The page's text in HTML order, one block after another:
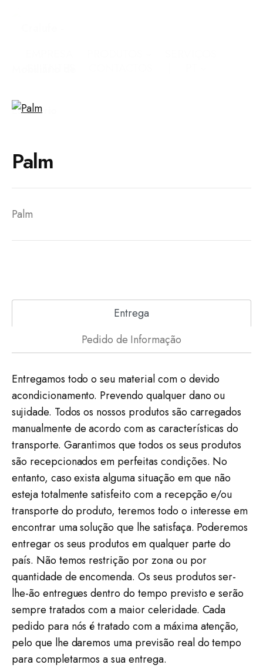
Palm
Palm
Entrega
Pedido de Informação
Entregamos todo o seu material com o devido
acondicionamento. Prevendo qualquer dano ou
sujidade. Todos os nossos produtos são carregados
manualmente de acordo com as características do
transporte. Garantimos que todos os seus produtos
são recepcionados em perfeitas condições. No
entanto, caso exista alguma situação em que não
esteja totalmente satisfeito com a recepção e/ou
transporte do produto, teremos todo o interesse em
encontrar uma solução que lhe satisfaça. Poderemos
entregar os seus produtos em qualquer parte do
país. Não temos restrição por zona ou por
quantidade de encomenda. Os seus produtos ser-
lhe-ão entregues dentro do tempo previsto e serão
sempre tratados com a maior celeridade. Cada
pedido para nós é tratado com a máxima atenção,
pelo que lhe daremos uma previsão real do tempo
para completarmos a sua entrega.